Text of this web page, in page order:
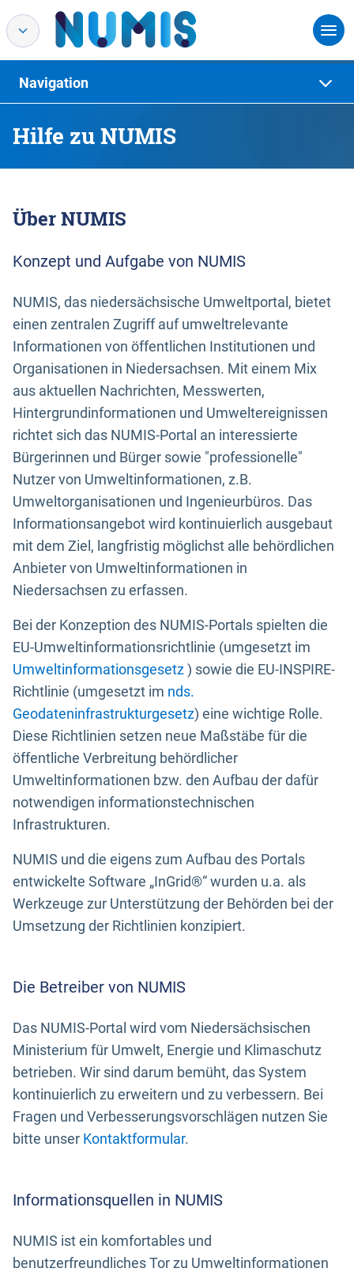
Hilfe zu NUMIS
Navigation
Über NUMIS
Konzept und Aufgabe von NUMIS
NUMIS, das niedersächsische Umweltportal, bietet
einen zentralen Zugriff auf umweltrelevante
Informationen von öffentlichen Institutionen und
Organisationen in Niedersachsen. Mit einem Mix
aus aktuellen Nachrichten, Messwerten,
Hintergrundinformationen und Umweltereignissen
richtet sich das NUMIS-Portal an interessierte
Bürgerinnen und Bürger sowie "professionelle"
Nutzer von Umweltinformationen, z.B.
Umweltorganisationen und Ingenieurbüros. Das
Informationsangebot wird kontinuierlich ausgebaut
mit dem Ziel, langfristig möglichst alle behördlichen
Anbieter von Umweltinformationen in
Niedersachsen zu erfassen.
Bei der Konzeption des NUMIS-Portals spielten die
EU-Umweltinformationsrichtlinie (umgesetzt im
Umweltinformationsgesetz) sowie die EU-INSPIRE-
Richtlinie (umgesetzt im nds.
Geodateninfrastrukturgesetz) eine wichtige Rolle.
Diese Richtlinien setzen neue Maßstäbe für die
öffentliche Verbreitung behördlicher
Umweltinformationen bzw. den Aufbau der dafür
notwendigen informationstechnischen
Infrastrukturen.
NUMIS und die eigens zum Aufbau des Portals
entwickelte Software „InGrid®“ wurden u.a. als
Werkzeuge zur Unterstützung der Behörden bei der
Umsetzung der Richtlinien konzipiert.
Die Betreiber von NUMIS
Das NUMIS-Portal wird vom Niedersächsischen
Ministerium für Umwelt, Energie und Klimaschutz
betrieben. Wir sind darum bemüht, das System
kontinuierlich zu erweitern und zu verbessern. Bei
Fragen und Verbesserungsvorschlägen nutzen Sie
bitte unser Kontaktformular.
Informationsquellen in NUMIS
NUMIS ist ein komfortables und
benutzerfreundliches Tor zu Umweltinformationen